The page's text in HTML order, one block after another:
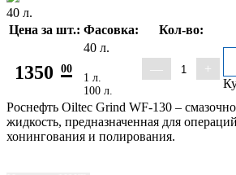
40 л.
Цена за шт.: Фасовка: Кол-во:
1350 00
40 л.
1 л.
100 л.
— +
Роснефть Oiltec Grind WF-130 –
жидкость, предназначенная для
хонингования и полирования.